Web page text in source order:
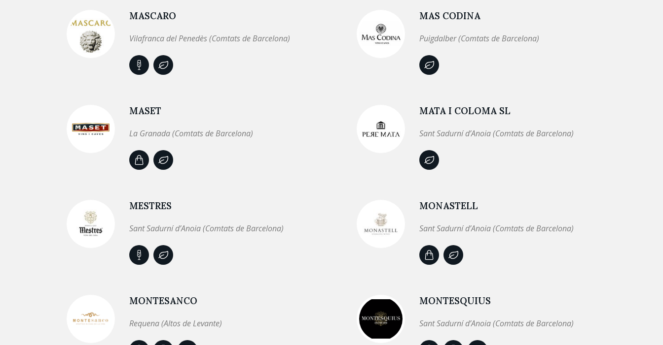
MASCARO
Vilafranca del Penedès (Comtats de Barcelona)
MAS CODINA
Puigdalber (Comtats de Barcelona)
MASET
La Granada (Comtats de Barcelona)
MATA I COLOMA SL
Sant Sadurní d’Anoia (Comtats de Barcelona)
MESTRES
Sant Sadurní d’Anoia (Comtats de Barcelona)
MONASTELL
Sant Sadurní d’Anoia (Comtats de Barcelona)
MONTESANCO
Requena (Altos de Levante)
MONTESQUIUS
Sant Sadurní d’Anoia (Comtats de Barcelona)